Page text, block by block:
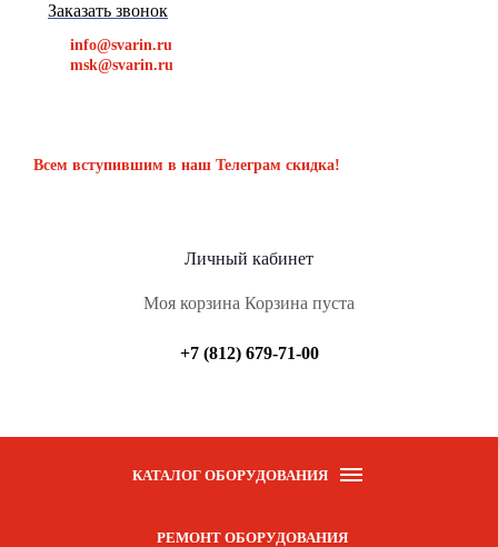
Заказать звонок
info@svarin.ru
msk@svarin.ru
Всем вступившим в наш Телеграм скидка!
Личный кабинет
Моя корзина Корзина пуста
+7 (812) 679-71-00
КАТАЛОГ ОБОРУДОВАНИЯ
РЕМОНТ ОБОРУДОВАНИЯ